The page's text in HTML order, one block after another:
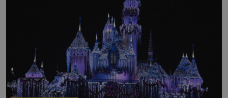
následně nalezne schovaný kokain. Tímto
momentem se slavnému